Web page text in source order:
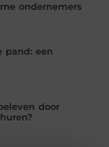
ondernemers
pand: een
door